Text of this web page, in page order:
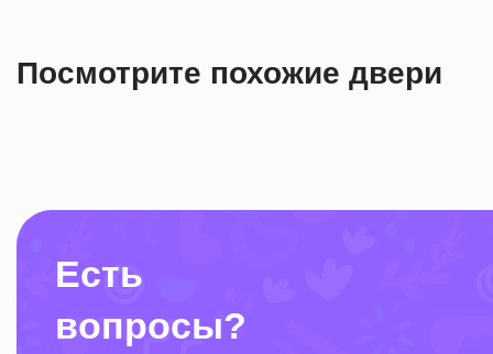
Посмотрите похожие двери
Есть
вопросы?